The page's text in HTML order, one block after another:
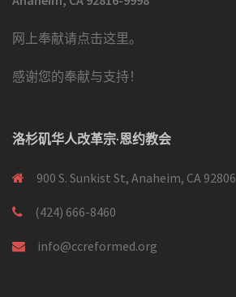
网上奉献请点击这里。
感谢您的奉献与支持！
洛杉矶华人改革宗·恩约教会
900 S. Sunkist St, Anaheim, CA 92806
(424) 666-8460
info@ccreformed.org